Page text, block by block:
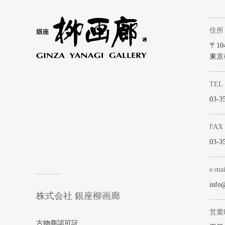
株式会社 銀座柳画廊
古物商認可証
住所
〒
東京
TEL
03-
FAX
03-
e-
営業